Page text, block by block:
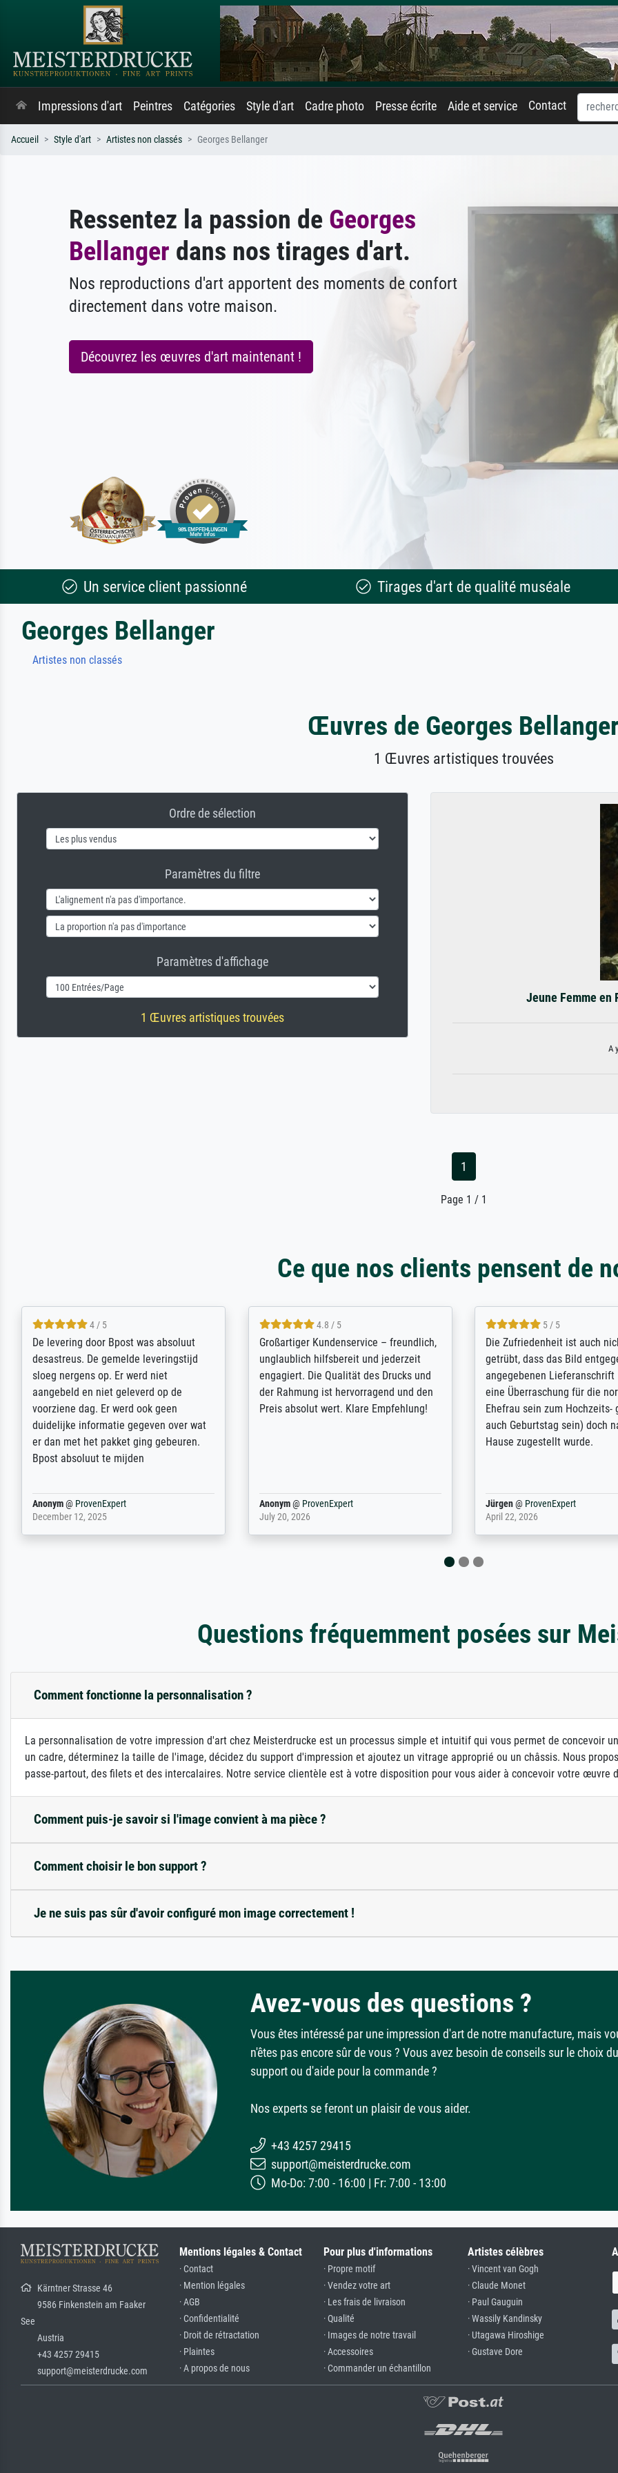
Impressions d'art Peintres Catégories Style d'art Cadre photo Presse écrite Aide et service Contact
Accueil Style d'art Artistes non classés Georges Bellanger
Ressentez la passion de Georges
Bellanger dans nos tirages d'art.
Nos reproductions d'art apportent des moments de confort
directement dans votre maison.
Découvrez les œuvres d'art maintenant !
Un service client passionné Tirages d'art de qualité muséale
Georges Bellanger
Artistes non classés
Œuvres de Georges
1 Œuvres artistiques trouvées
Ordre de sélection
Paramètres du filtre
Paramètres d'affichage
1 Œuvres artistiques trouvées
Jeune Femme en
A
1
Page 1 / 1
Ce que nos clients pensent de
5 / 5
Sehr gute Qualität des Leinwanddrucks
und des Rahmens! Unser Bild wurde
sehr sorgfältig und sicher verpackt, so
dass es unbeschadet bei uns ankam. Es
wird nicht unser letzter Meisterdruck
sein. Vielen Dank!
Reinhold,@ProvenExpert
April 22, 2026
5 / 5
Für ein Erinnerungsbuch mit der
Feldpost meines Großvaters aus dem 1.
Weltkrieg benötigte ich ein
ausdrucksvolles Bild. Das habe ich bei
Ihnen gefunden. Bei der Auswahl der
weiter. Vielen ...
Margot@ProvenExpert
February 20, 2026
4.8 / 5
Hervorragende Qualität.
vieles anpassen lassen, wie
Randentfernung, Farbe,
Kontrast und Weiteres. Sehr
Kontaktperson per Mail. Das
Kunstdruck) wurde sehr gut
sehr starke Papprolle mit
Anonym@ProvenExpert
August 12, 2025
Questions fréquemment posées sur
Comment fonctionne la personnalisation ?
La personnalisation de votre impression d'art chez Meisterdrucke est un processus simple et intuitif qui vous permet de concevoir
un cadre, déterminez la taille de l'image, décidez du support d'impression et ajoutez un vitrage approprié ou un châssis. Nous
passe-partout, des filets et des intercalaires. Notre service clientèle est à votre disposition pour vous aider à concevoir votre œuvre
Comment puis-je savoir si l'image convient à ma pièce ?
Comment choisir le bon support ?
Je ne suis pas sûr d'avoir configuré mon image correctement !
Avez-vous des questions ?
Vous êtes intéressé par une impression d'art de notre manufacture, mais
n'êtes pas encore sûr de vous ? Vous avez besoin de conseils sur le choix du
support ou d'aide pour la commande ?
Nos experts se feront un plaisir de vous aider.
+43 4257 29415
support@meisterdrucke.com
Mo-Do: 7:00 - 16:00 | Fr: 7:00 - 13:00
Kärntner Strasse 46
9586 Finkenstein am Faaker
See
Austria
+43 4257 29415
support@meisterdrucke.com
Mentions légales & Contact
· Contact
· Mention légales
· AGB
· Confidentialité
· Droit de rétractation
· Plaintes
· A propos de nous
Pour plus d'informations
· Propre motif
· Vendez votre art
· Les frais de livraison
· Qualité
· Images de notre travail
· Accessoires
· Commander un échantillon
Artistes célèbres
· Vincent van Gogh
· Claude Monet
· Paul Gauguin
· Wassily Kandinsky
· Utagawa Hiroshige
· Gustave Dore